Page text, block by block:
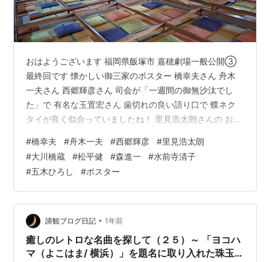
おはようございます 福岡県飯塚市 嘉穂劇場一般公開③
最終回です 懐かしい御三家のポスター 橋幸夫さん 舟木
一夫さん 西郷輝彦さん 司会が「一週間の御無沙汰でし
た」で 有名な玉置宏さん 歯切れの良い語り口で 蝶ネク
タイが良く似合っていましたね！ 里見浩太朗さんの お芝
ん 水前寺清子さん 五木ひろしさん 前売券で2000円・・
「安い」！ 大川橋蔵さんのポスター 「オール特出競演ヌ
ード大会」 キャッチコピーは殆ど死語のポスター 「殿方
皆殺し」なんてありましたね！ ロビーの展示物 額縁のガ
ラスが乱反射しますので 斜めから写しています 嘉穂劇場
は以上…
#橋幸夫 #舟木一夫 #西郷輝彦 #里見浩太朗
#大川橋蔵 #松平健 #森進一 #水前寺清子
#五木ひろし #ポスター
諦観ブログ日記 • 1年前
癒しのレトロな名曲を探して（２５）～ 「ヨコハ
マ（よこはま/ 横浜）」を題名に取り入れた珠玉